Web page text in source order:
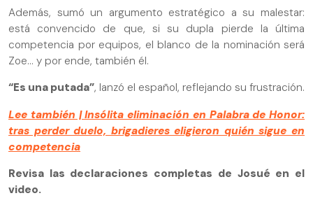
Además, sumó un argumento estratégico a su malestar:
está convencido de que, si su dupla pierde la última
competencia por equipos, el blanco de la nominación será
Zoe… y por ende, también él.
“Es una putada”, lanzó el español, reflejando su frustración.
Lee también | Insólita eliminación en Palabra de Honor:
tras perder duelo, brigadieres eligieron quién sigue en
competencia
Revisa las declaraciones completas de Josué en el
video.